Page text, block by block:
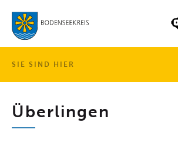
SIE SIND HIER
Überlingen